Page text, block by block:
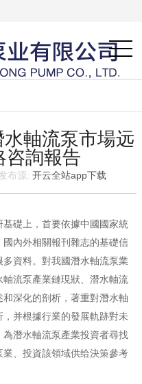
軸流泵市場远
咨詢報告
布源: 开云全站app下载
礎上，首要依據中國國家統
內外相關報刊雜志的基礎信
資料。對我國潛水軸流泵業
流泵產業鏈現狀、潛水軸流
深化的剖析，著重對潛水軸
并根據行業的發展軌跡對未
潛水軸流泵產業投資者尋找
、投資該領域供给決策參考